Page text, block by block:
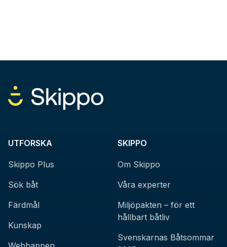
UTFORSKA
Skippo Plus
Sök båt
Färdmål
Kunskap
SKIPPO
Om Skippo
Våra experter
Miljöpakten – för ett
hållbart båtliv
Svenskarnas Båtsommar